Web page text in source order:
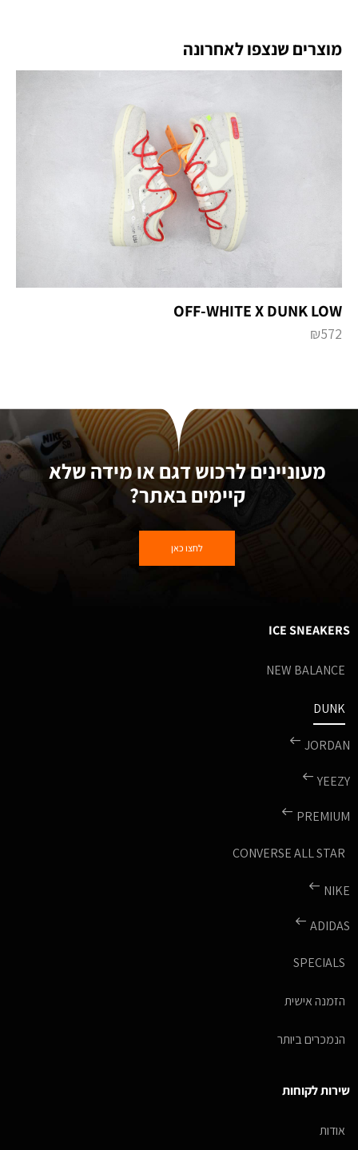
מוצרים שנצפו לאחרונה
OFF-WHITE X DUNK LOW
₪572
מעוניינים לרכוש דגם או מידה שלא
קיימים באתר?
לחצו כאן
ICE SNEAKERS
NEW BALANCE
DUNK
JORDAN
YEEZY
PREMIUM
CONVERSE ALL STAR
NIKE
ADIDAS
SPECIALS
הזמנה אישית
הנמכרים ביותר
שירות לקוחות
אודות